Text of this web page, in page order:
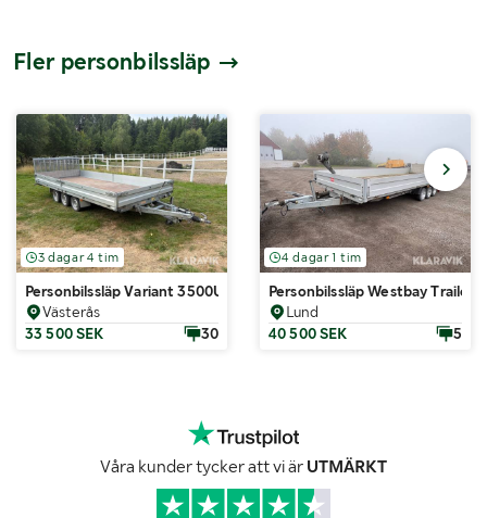
Fler personbilssläp
3 dagar 4 tim
Personbilssläp Variant 3500U5
Västerås
33 500 SEK
30
4 dagar 1 tim
Personbilssläp Westbay Trailers
Lund
40 500 SEK
5
Våra kunder tycker att vi är UTMÄRKT